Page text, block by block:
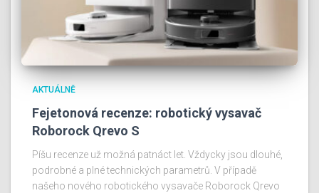
AKTUÁLNĚ
Fejetonová recenze: robotický vysavač
Roborock Qrevo S
Píšu recenze už možná patnáct let. Vždycky jsou dlouhé,
podrobné a plné technických parametrů. V případě
našeho nového robotického vysavače Roborock Qrevo